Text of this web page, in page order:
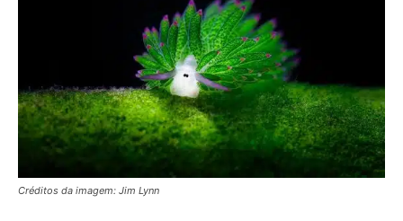
Créditos da imagem: Jim Lynn